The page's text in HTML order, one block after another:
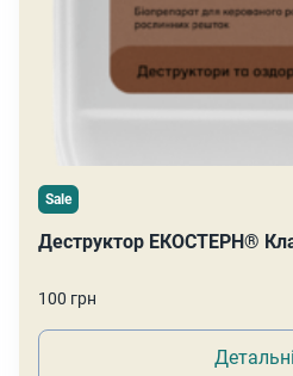
Sale
Деструктор ЕКОСТЕРН®
100 грн